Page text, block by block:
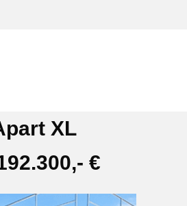
XL
€